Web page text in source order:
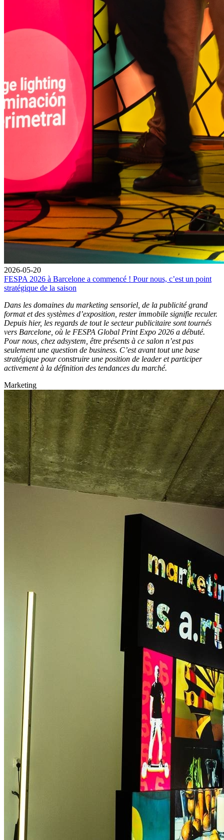
2026-05-20
FESPA 2026 à Barcelone a commencé ! Pour nous, c’est un point
stratégique de la saison
Dans les domaines du marketing sensoriel, de la publicité grand
format et des systèmes d’exposition, rester immobile signifie reculer.
Depuis hier, les regards de tout le secteur publicitaire sont tournés
vers Barcelone, où le FESPA Global Print Expo 2026 a débuté.
Pour nous, chez adsystem, être présents à ce salon n’est pas
seulement une question de business. C’est avant tout une base
stratégique pour construire une position de leader et participer
activement à la définition des tendances du marché.
Marketing